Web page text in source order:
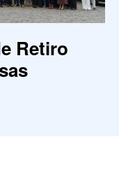
Retiro